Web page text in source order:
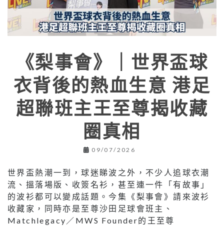
《梨事會》｜世界盃球
衣背後的熱血生意 港足
超聯班主王至尊揭收藏
圈真相
09/07/2026
世界盃熱潮一到，球迷睇波之外，不少人追球衣潮
流、搵落場版、收簽名衫，甚至連一件「有故事」
的波衫都可以變成話題。今集《梨事會》請來波衫
收藏家，同時亦是至尊沙田足球會班主、
Matchlegacy／MWS Founder的王至尊